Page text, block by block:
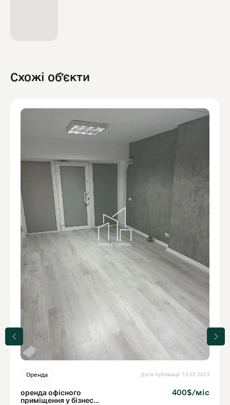
Схожі обʼєкти
Оренда Дата публікації: 13.02.2023
оренда офісного
приміщення у бізнес
400$/міс